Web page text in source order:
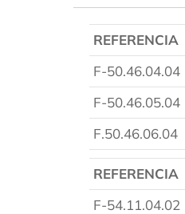
REFERENCIA
F-50.46.04.04
F-50.46.05.04
F.50.46.06.04
REFERENCIA
F-54.11.04.02